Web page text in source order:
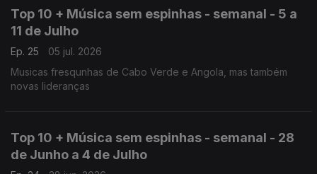
Top 10 + Música sem espinhas - semanal - 5 a
11 de Julho
Ep. 25
05 jul. 2026
Musicas fresqunhas de Cabo Verde e Angola, mas também
novas lideranças
Top 10 + Música sem espinhas - semanal - 28
de Junho a 4 de Julho